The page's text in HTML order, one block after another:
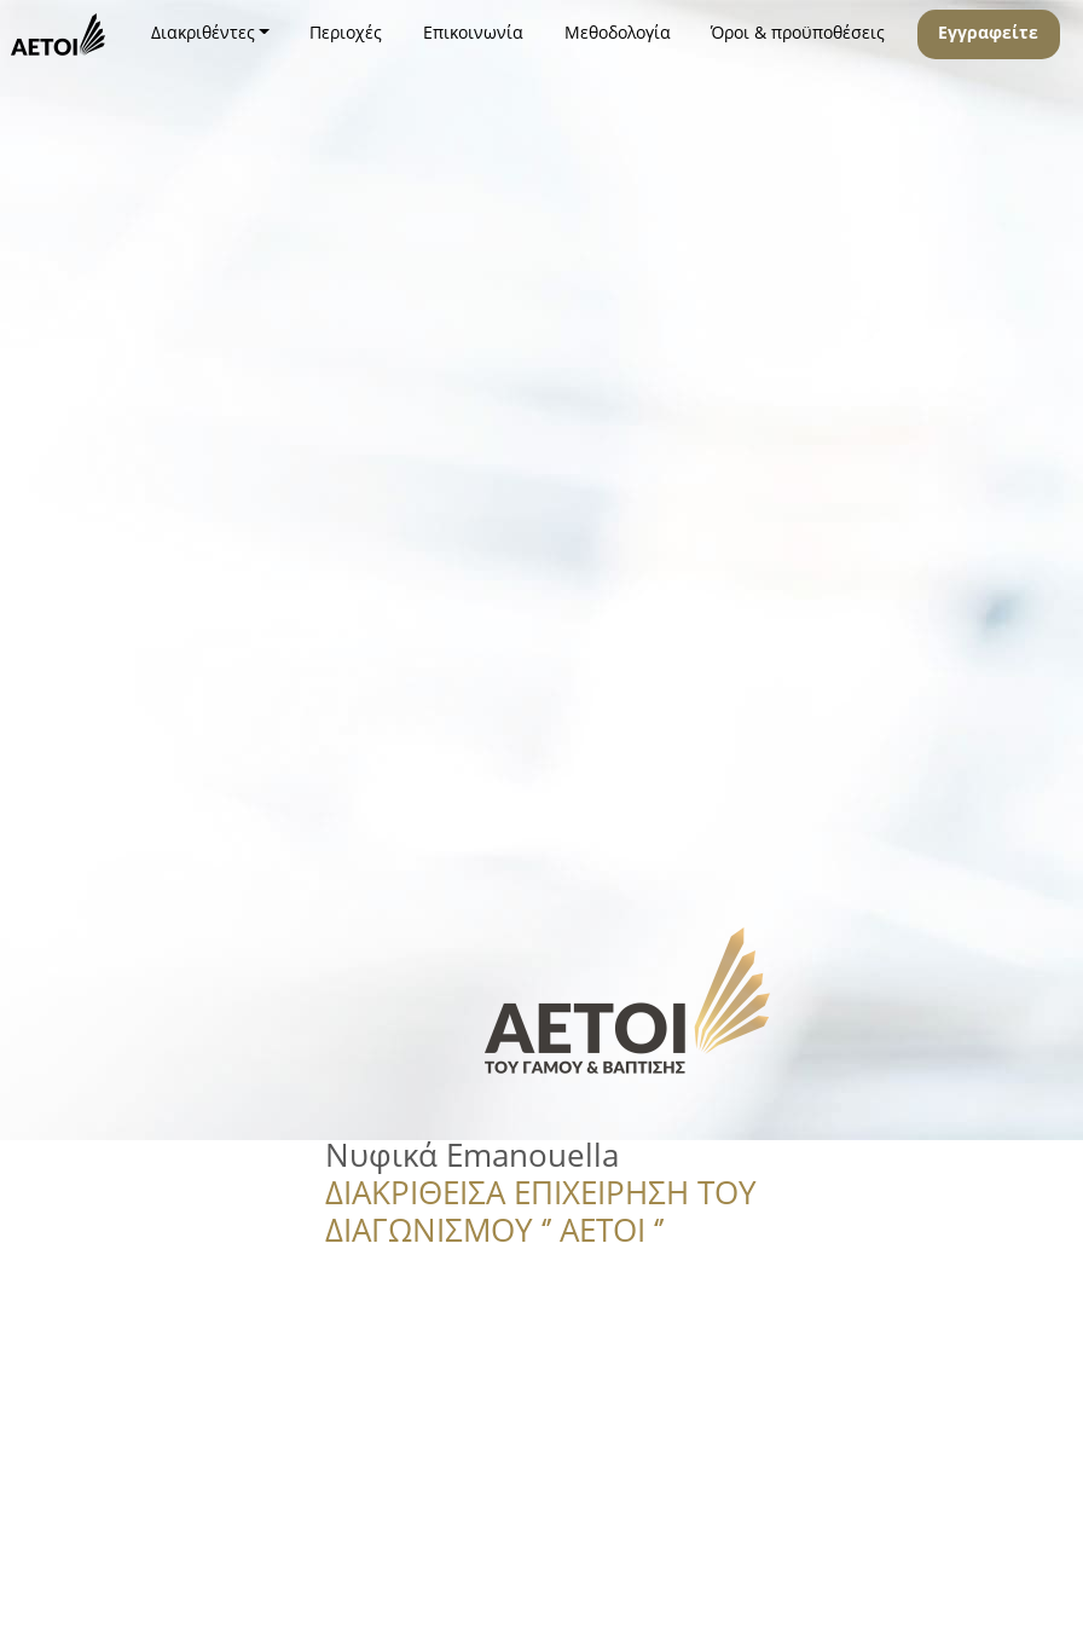
Διακριθέντες Περιοχές Επικοινωνία Μεθοδολογία Όροι & προϋποθέσεις Εγγραφείτε
Νυφικά Emanouella
ΔΙΑΚΡΙΘΕΙΣΑ ΕΠΙΧΕΙΡΗΣΗ ΤΟΥ
ΔΙΑΓΩΝΙΣΜΟΥ ‘’ ΑΕΤΟΙ ‘’